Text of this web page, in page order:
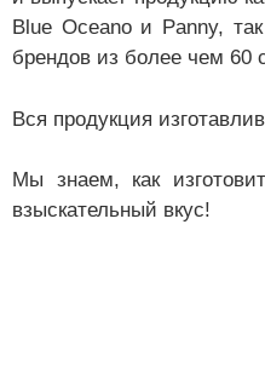
Blue Oceano и Panny,
брендов из более чем 60
Вся продукция
Мы знаем, как
взыскательный вкус!